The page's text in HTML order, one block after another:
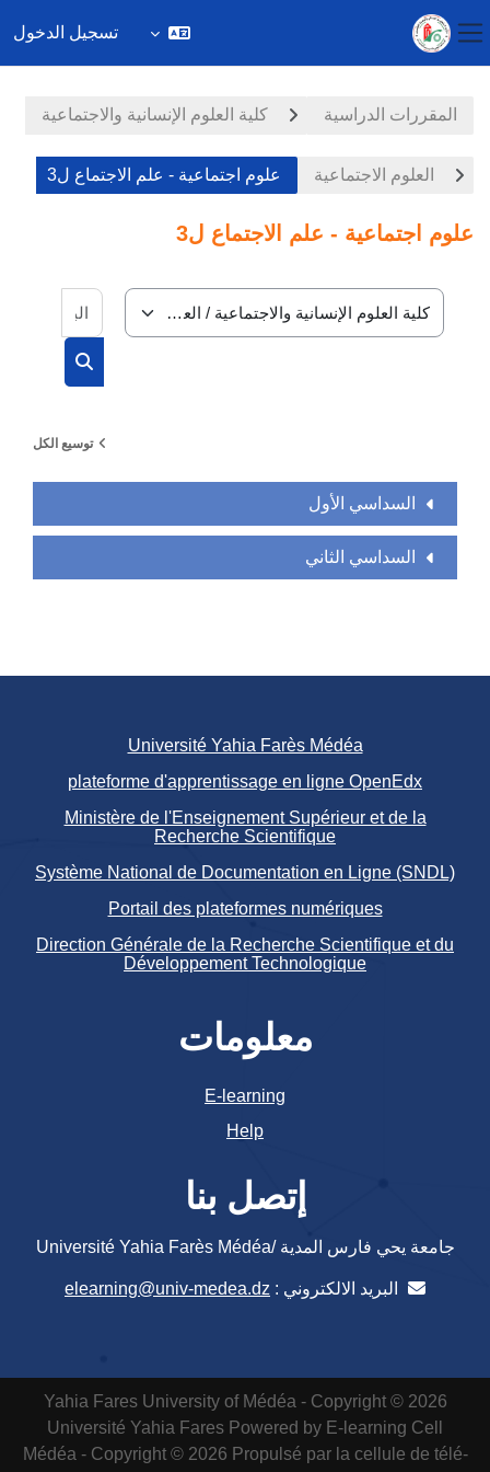
واجهة جانبية
تسجيل الدخول
المقررات الدراسية كلية العلوم الإنسانية والاجتماعية
العلوم الاجتماعية علوم اجتماعية - علم الاجتماع ل3
علوم اجتماعية - علم الاجتماع ل3
تصنيفات المقررات
توسيع الكل
السداسي الأول
السداسي الثاني
Université Yahia Farès Médéa
plateforme d'apprentissage en ligne OpenEdx
Ministère de l'Enseignement Supérieur et de la
Recherche Scientifique
Système National de Documentation en Ligne (SNDL)
Portail des plateformes numériques
Direction Générale de la Recherche Scientifique et du
Développement Technologique
معلومات
E-learning
Help
إتصل بنا
جامعة يحي فارس المدية /Université Yahia Farès Médéa
البريد الالكتروني : elearning@univ-medea.dz
Yahia Fares University of Médéa - Copyright © 2026
Powered by E-learning Cell
Université Yahia Fares
Médéa - Copyright © 2026 Propulsé par la cellule de télé-